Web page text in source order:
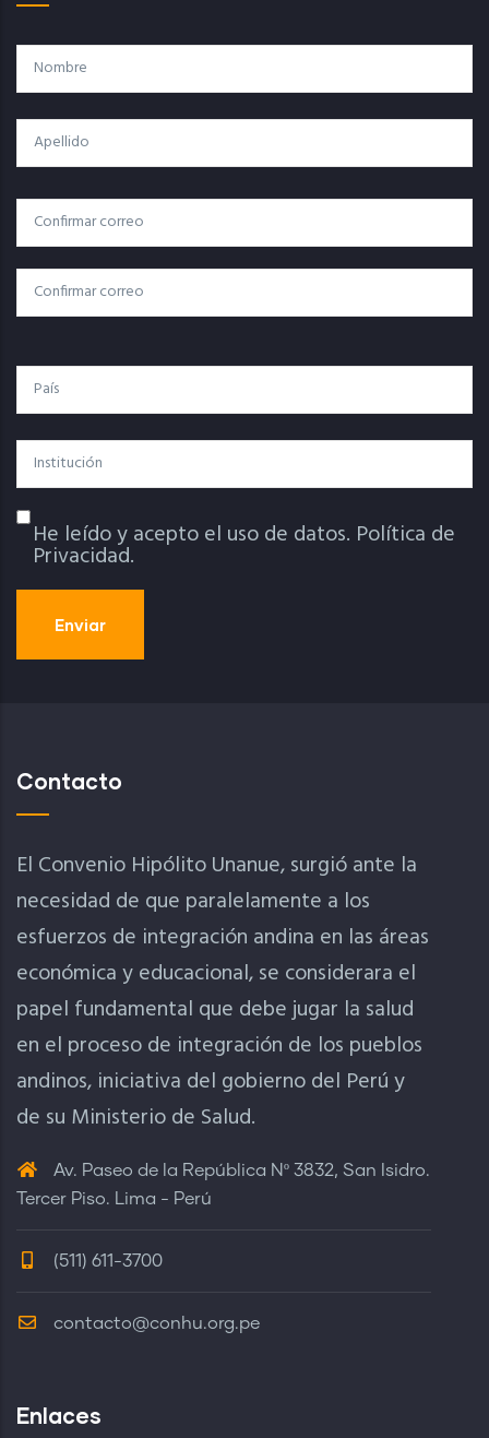
Nombre
Apellido
Correo
Electrónico
Correo Electrónico
Confirmar Correo
País
Institución
Política De Privacidad
He leído y acepto el uso de datos. Política de
Privacidad.
Contacto
El Convenio Hipólito Unanue, surgió ante la
necesidad de que paralelamente a los
esfuerzos de integración andina en las áreas
económica y educacional, se considerara el
papel fundamental que debe jugar la salud
en el proceso de integración de los pueblos
andinos, iniciativa del gobierno del Perú y
de su Ministerio de Salud.
Av. Paseo de la República Nº 3832, San Isidro.
Tercer Piso. Lima - Perú
(511) 611-3700
contacto@conhu.org.pe
Enlaces